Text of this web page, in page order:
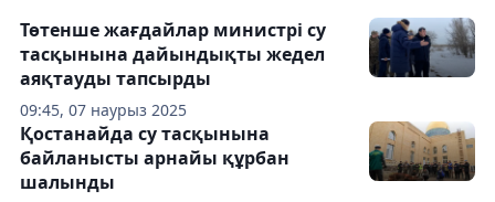
09:45, 07 наурыз 2025
Төтенше жағдайлар министрі су
тасқынына дайындықты жедел
аяқтауды тапсырды
Қостанайда су тасқынына
байланысты арнайы құрбан
шалынды